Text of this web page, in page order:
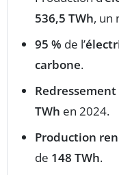
536,5 TWh, un
95 % de l’
carbone.
TWh en 2024.
Production
de 148 TWh.